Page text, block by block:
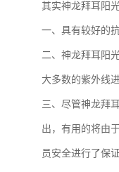
其实神龙拜耳阳
一、具有较好的
二、神龙拜耳阳
大多数的紫外线
三、尽管神龙拜
出，有用的将由
员安全进行了保证